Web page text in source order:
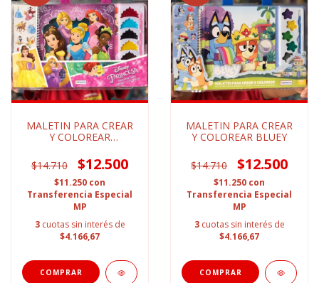
MALETIN PARA CREAR
Y COLOREAR
$14.710
$12.500
$11.250 con
Transferencia Especial
MP
3 cuotas sin interés de
$4.166,67
MALETIN PARA CREAR
Y COLOREAR BLUEY
$14.710 $12.500
$11.250 con
Transferencia Especial
MP
3 cuotas sin interés de
$4.166,67